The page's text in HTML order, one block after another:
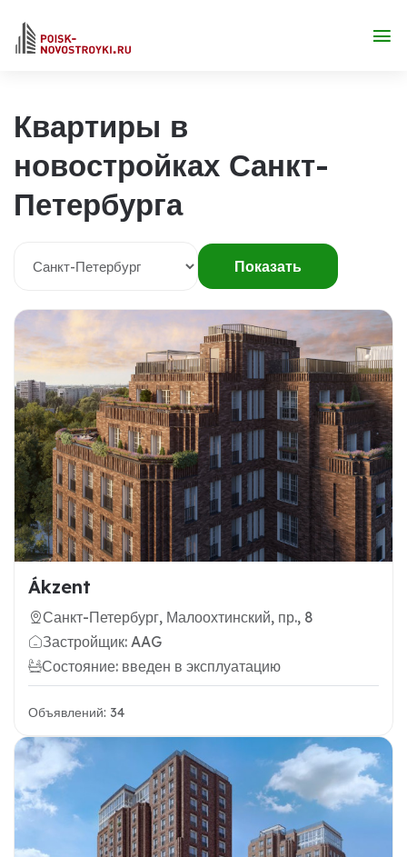
Квартиры в
новостройках Санкт-
Петербурга
Показать
Ákzent
Санкт-Петербург, Малоохтинский, пр., 8
Застройщик: AAG
Состояние: введен в эксплуатацию
Объявлений: 34